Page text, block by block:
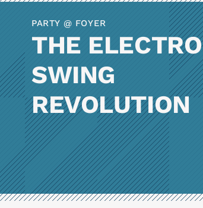
PARTY @ FOYER
THE ELECTRO
SWING
REVOLUTION